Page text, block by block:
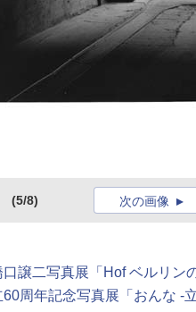
(5/8) 次の画像
譲二写真展「Hof ベルリン
周年記念写真展「おんな -